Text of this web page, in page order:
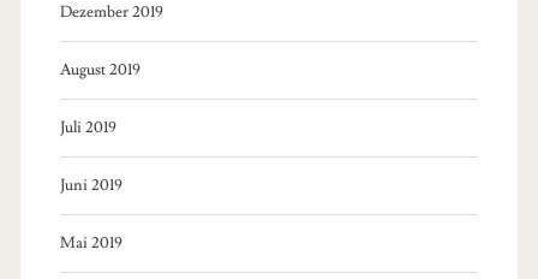
Dezember 2019
August 2019
Juli 2019
Juni 2019
Mai 2019